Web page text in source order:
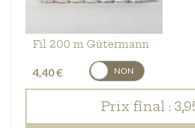
Fil 200 m Gütermann
4,40 €
OUI NON
Prix final :